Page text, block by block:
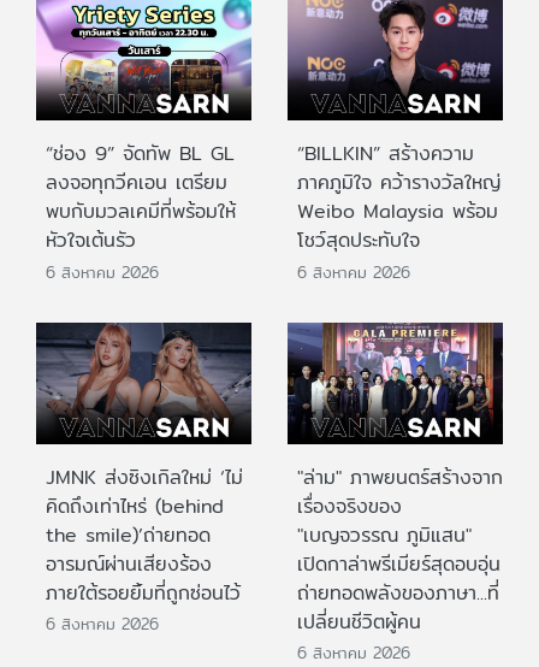
“ช่อง 9” จัดทัพ BL GL
ลงจอทุกวีคเอน เตรียม
พบกับมวลเคมีที่พร้อมให้
หัวใจเต้นรัว
6 สิงหาคม 2026
“BILLKIN” สร้างความ
ภาคภูมิใจ คว้ารางวัลใหญ่
Weibo Malaysia พร้อม
โชว์สุดประทับใจ
6 สิงหาคม 2026
JMNK ส่งซิงเกิลใหม่ ‘ไม่
คิดถึงเท่าไหร่ (behind
the smile)’ถ่ายทอด
อารมณ์ผ่านเสียงร้อง
ภายใต้รอยยิ้มที่ถูกซ่อนไว้
6 สิงหาคม 2026
"ล่าม" ภาพยนตร์สร้างจาก
เรื่องจริงของ
"เบญจวรรณ ภูมิแสน"
เปิดกาล่าพรีเมียร์สุดอบอุ่น
ถ่ายทอดพลังของภาษา...ที่
เปลี่ยนชีวิตผู้คน
6 สิงหาคม 2026